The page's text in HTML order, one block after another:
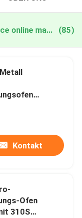
electric heat treatment furnace online manufacture (85)
Kontakt
Ofen
310S